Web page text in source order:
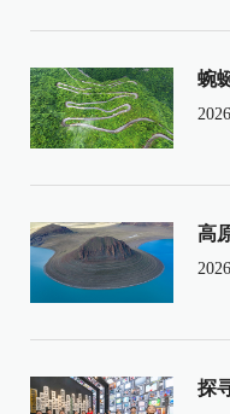
蜿
高
探